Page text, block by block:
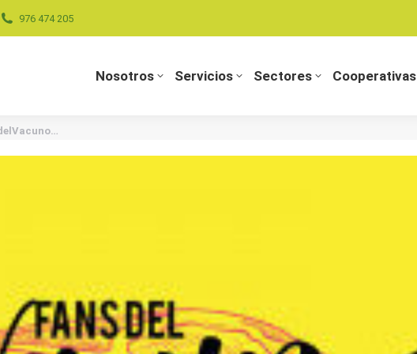
976 474 205
Nosotros Servicios Sectores Cooperativas